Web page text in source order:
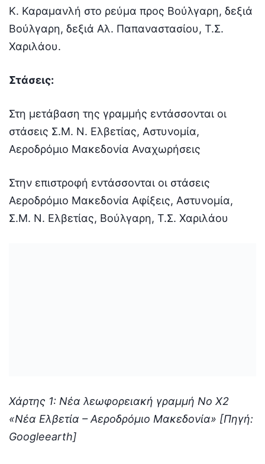
Κ. Καραμανλή στο ρεύμα προς Βούλγαρη, δεξιά
Βούλγαρη, δεξιά Αλ. Παπαναστασίου, Τ.Σ.
Χαριλάου.
Στάσεις:
Στη μετάβαση της γραμμής εντάσσονται οι
στάσεις Σ.M. Ν. Ελβετίας, Αστυνομία,
Αεροδρόμιο Μακεδονία Αναχωρήσεις
Στην επιστροφή εντάσσονται οι στάσεις
Αεροδρόμιο Μακεδονία Αφίξεις, Αστυνομία,
Σ.M. Ν. Ελβετίας, Βούλγαρη, Τ.Σ. Χαριλάου
Χάρτης 1: Νέα λεωφορειακή γραμμή Νο Χ2
«Νέα Ελβετία – Αεροδρόμιο Μακεδονία» [Πηγή:
Googleearth]